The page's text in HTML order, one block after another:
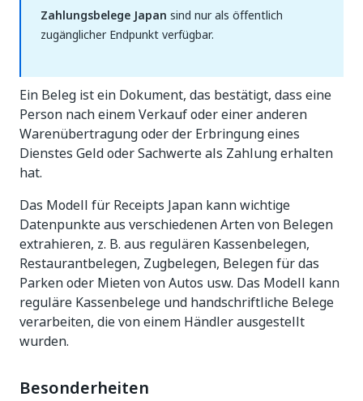
Zahlungsbelege Japan sind nur als öffentlich
zugänglicher Endpunkt verfügbar.
Ein Beleg ist ein Dokument, das bestätigt, dass eine
Person nach einem Verkauf oder einer anderen
Warenübertragung oder der Erbringung eines
Dienstes Geld oder Sachwerte als Zahlung erhalten
hat.
Das Modell für Receipts Japan kann wichtige
Datenpunkte aus verschiedenen Arten von Belegen
extrahieren, z. B. aus regulären Kassenbelegen,
Restaurantbelegen, Zugbelegen, Belegen für das
Parken oder Mieten von Autos usw. Das Modell kann
reguläre Kassenbelege und handschriftliche Belege
verarbeiten, die von einem Händler ausgestellt
wurden.
Besonderheiten